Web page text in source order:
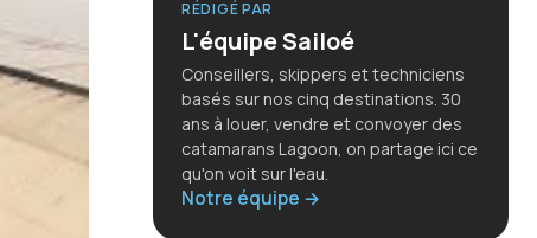
RÉDIGÉ PAR
L'équipe Sailoé
Conseillers, skippers et techniciens
basés sur nos cinq destinations. 30
ans à louer, vendre et convoyer des
catamarans Lagoon, on partage ici ce
qu'on voit sur l'eau.
Notre équipe →